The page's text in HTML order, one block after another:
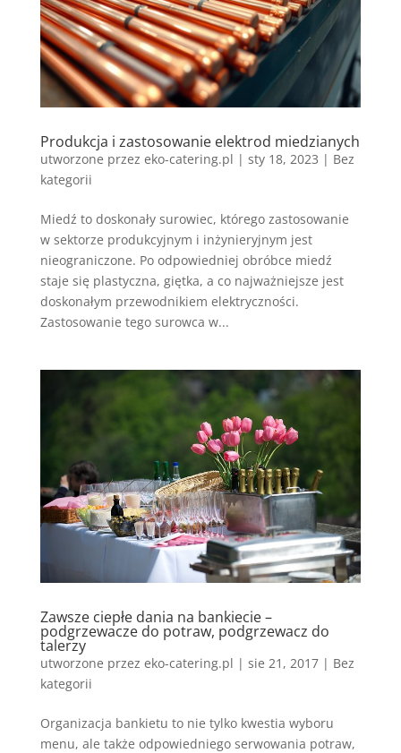
Produkcja i zastosowanie elektrod miedzianych
utworzone przez eko-catering.pl | sty 18, 2023 | Bez
kategorii
Miedź to doskonały surowiec, którego zastosowanie
w sektorze produkcyjnym i inżynieryjnym jest
nieograniczone. Po odpowiedniej obróbce miedź
staje się plastyczna, giętka, a co najważniejsze jest
doskonałym przewodnikiem elektryczności.
Zastosowanie tego surowca w...
Zawsze ciepłe dania na bankiecie –
podgrzewacze do potraw, podgrzewacz do
talerzy
utworzone przez eko-catering.pl | sie 21, 2017| Bez
kategorii
Organizacja bankietu to nie tylko kwestia wyboru
menu, ale także odpowiedniego serwowania potraw,